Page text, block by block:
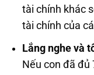
tài chính khác
tài chính của
Lắng nghe và
Nếu con đã đủ